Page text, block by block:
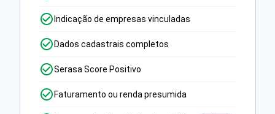
Indicação de empresas vinculadas
Dados cadastrais completos
Serasa Score Positivo
Faturamento ou renda presumida